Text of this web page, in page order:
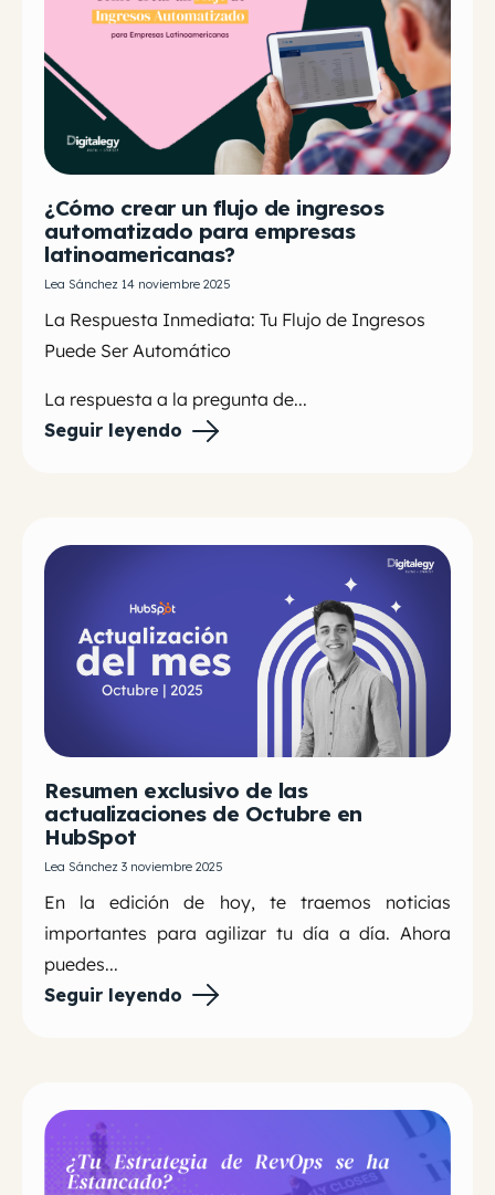
¿Cómo crear un flujo de ingresos
automatizado para empresas
latinoamericanas?
Lea Sánchez 14 noviembre 2025
La Respuesta Inmediata: Tu Flujo de Ingresos
Puede Ser Automático
La respuesta a la pregunta de...
Seguir leyendo
Resumen exclusivo de las
actualizaciones de Octubre en
HubSpot
Lea Sánchez 3 noviembre 2025
En la edición de hoy, te traemos noticias
importantes para agilizar tu día a día. Ahora
puedes...
Seguir leyendo